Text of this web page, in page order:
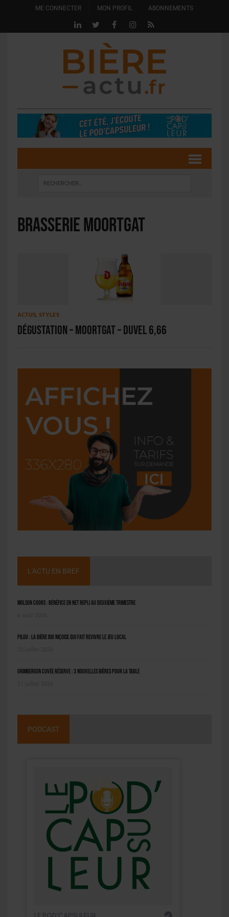
ME CONNECTER MON PROFIL ABONNEMENTS
Brasserie Moortgat
ACTUS, STYLES
Dégustation – Moortgat – Duvel 6,66
L'ACTU EN BREF
Molson Coors : bénéfice en net repli au deuxième trimestre
Pilou : la bière bio niçoise qui fait revivre le jeu local
Grimbergen Cuvée Réserve : 3 nouvelles bières pour la table
PODCAST